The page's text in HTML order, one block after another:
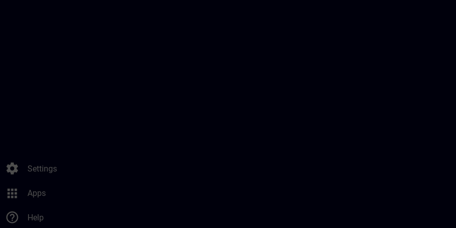
settings Settings
apps Apps
help_outline Help